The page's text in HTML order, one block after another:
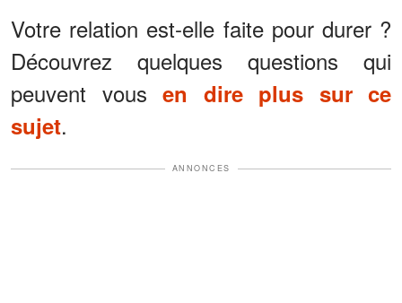
Votre relation est-elle faite pour durer ?
Découvrez quelques questions qui
peuvent vous en dire plus sur ce
sujet.
ANNONCES